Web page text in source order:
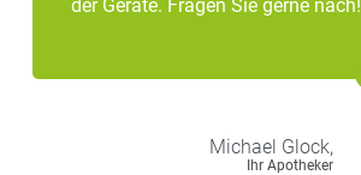
der Geräte. Fragen Sie gerne nach!
Michael Glock,
Ihr Apotheker